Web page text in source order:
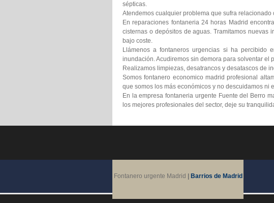
sépticas.
Atendemos cualquier problema que sufra
En reparaciones fontaneria 24 horas Madrid
cisternas o depósitos de aguas. Tramitamos nuevas
bajo coste.
Llámenos a fontaneros urgencias si ha percibido
inundación. Acudiremos sin demora para solventar el
Realizamos limpiezas, desatrancos y desatascos de
Somos fontanero economico madrid profesional
que somos los más económicos y no descuidamos ni
En la empresa fontaneria urgente Fuente del Berro
los mejores profesionales del sector, deje su
Fontanero urgente Madrid Barrios de Madrid